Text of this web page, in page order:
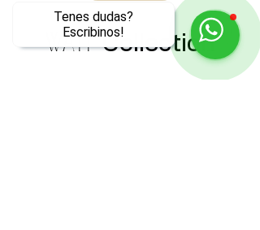
Tenes dudas?
Escribinos!
WATTCollection